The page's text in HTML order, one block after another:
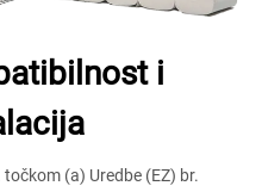
i
(a) Uredbe (EZ) br.